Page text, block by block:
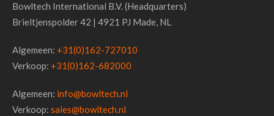
Bowltech International B.V. (Headquarters)
Brieltjenspolder 42 | 4921 PJ Made, NL
Algemeen: +31(0)162-727010
Verkoop: +31(0)162-682000
Algemeen: info@bowltech.nl
Verkoop: sales@bowltech.nl